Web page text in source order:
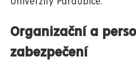
Organizační a
zabezpečení